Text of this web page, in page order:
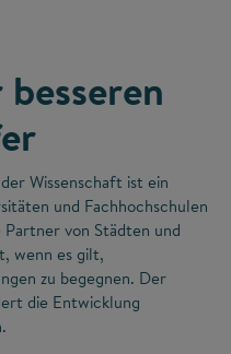
Wissenschaft ist ein
und Fachhochschulen
von Städten und
wenn es gilt,
zu begegnen. Der
die Entwicklung